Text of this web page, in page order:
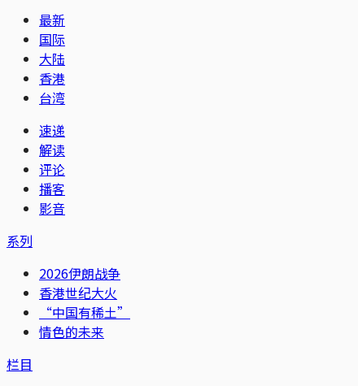
最新
国际
大陆
香港
台湾
速递
解读
评论
播客
影音
系列
2026伊朗战争
香港世纪大火
“中国有稀土”
情色的未来
栏目